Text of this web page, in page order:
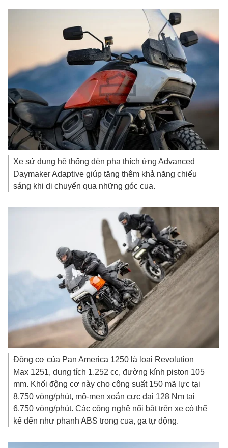
Xe sử dụng hệ thống đèn pha thích ứng Advanced
Daymaker Adaptive giúp tăng thêm khả năng chiếu
sáng khi di chuyển qua những góc cua.
Động cơ của Pan America 1250 là loại Revolution
Max 1251, dung tích 1.252 cc, đường kính piston 105
mm. Khối động cơ này cho công suất 150 mã lực tại
8.750 vòng/phút, mô-men xoắn cực đại 128 Nm tại
6.750 vòng/phút. Các công nghệ nổi bật trên xe có thể
kể đến như phanh ABS trong cua, ga tự động.